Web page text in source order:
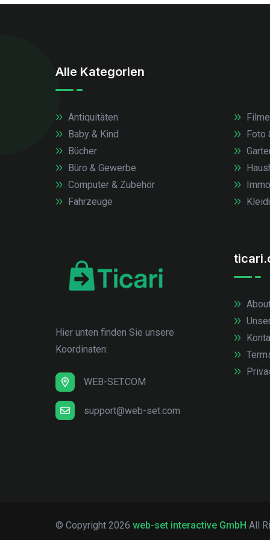
Alle Kategorien
Antiquitäten
Baby & Kind
Bücher
Büro & Gewerbe
Computer & Zubehör
Fahrzeuge
Filme
Foto
Hier unten finden Sie unsere
Koordinaten:
WEB-SET.COM
support@web-set.com
© Copyright 2026 web-set interactive GmbH All